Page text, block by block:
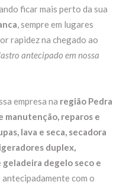
ficar mais perto da sua
, sempre em lugares
rapidez na chegado ao
antecipado em nossa
empresa na região Pedra
manutenção, reparos e
lava e seca, secadora
duplex,
degelo seco e
com o